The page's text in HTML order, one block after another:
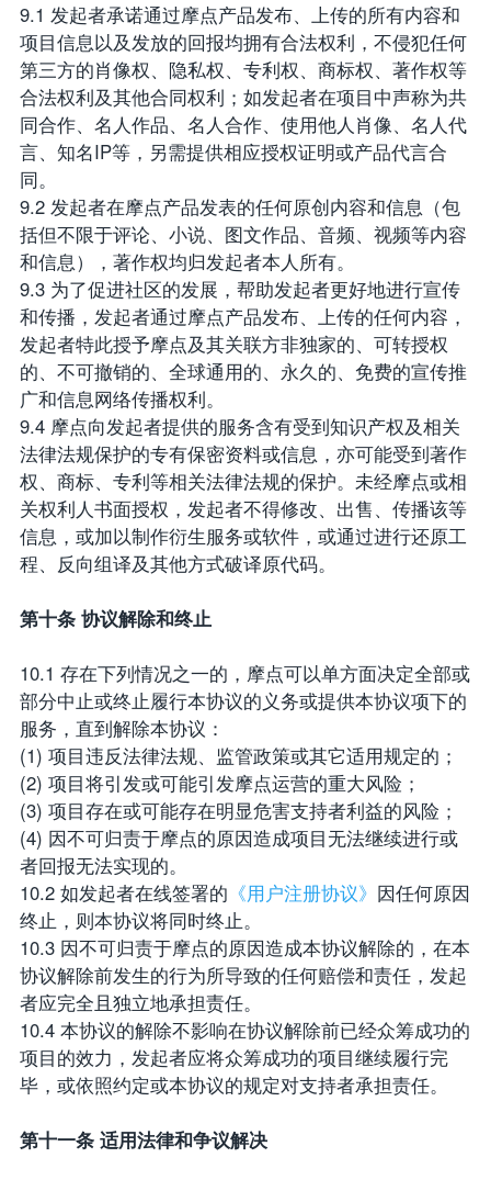
9.1 发起者承诺通过摩点产品发布、上传的所有内容和
项目信息以及发放的回报均拥有合法权利，不侵犯任何
第三方的肖像权、隐私权、专利权、商标权、著作权等
合法权利及其他合同权利；如发起者在项目中声称为共
同合作、名人作品、名人合作、使用他人肖像、名人代
言、知名IP等，另需提供相应授权证明或产品代言合
同。
9.2 发起者在摩点产品发表的任何原创内容和信息（包
括但不限于评论、小说、图文作品、音频、视频等内容
和信息），著作权均归发起者本人所有。
9.3 为了促进社区的发展，帮助发起者更好地进行宣传
和传播，发起者通过摩点产品发布、上传的任何内容，
发起者特此授予摩点及其关联方非独家的、可转授权
的、不可撤销的、全球通用的、永久的、免费的宣传推
广和信息网络传播权利。
9.4 摩点向发起者提供的服务含有受到知识产权及相关
法律法规保护的专有保密资料或信息，亦可能受到著作
权、商标、专利等相关法律法规的保护。未经摩点或相
关权利人书面授权，发起者不得修改、出售、传播该等
信息，或加以制作衍生服务或软件，或通过进行还原工
程、反向组译及其他方式破译原代码。
第十条 协议解除和终止
10.1 存在下列情况之一的，摩点可以单方面决定全部或
部分中止或终止履行本协议的义务或提供本协议项下的
服务，直到解除本协议：
(1) 项目违反法律法规、监管政策或其它适用规定的；
(2) 项目将引发或可能引发摩点运营的重大风险；
(3) 项目存在或可能存在明显危害支持者利益的风险；
(4) 因不可归责于摩点的原因造成项目无法继续进行或
者回报无法实现的。
10.2 如发起者在线签署的 《用户注册协议》 因任何原因
终止，则本协议将同时终止。
10.3 因不可归责于摩点的原因造成本协议解除的，在本
协议解除前发生的行为所导致的任何赔偿和责任，发起
者应完全且独立地承担责任。
10.4 本协议的解除不影响在协议解除前已经众筹成功的
项目的效力，发起者应将众筹成功的项目继续履行完
毕，或依照约定或本协议的规定对支持者承担责任。
第十一条 适用法律和争议解决